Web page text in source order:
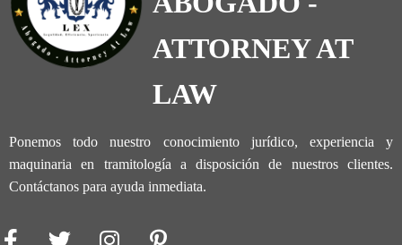
ATTORNEY AT
LAW
Ponemos todo nuestro conocimiento jurídico, experiencia y
maquinaria en tramitología a disposición de nuestros clientes.
Contáctanos para ayuda inmediata.